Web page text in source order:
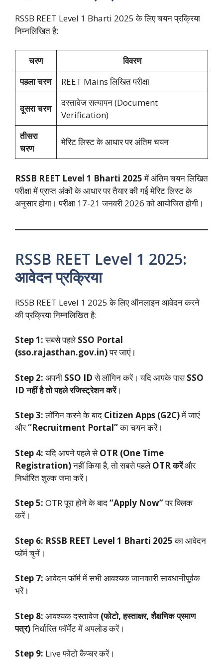
RSSB REET Level 1 Bharti 2025 के लिए चयन प्रक्रिया
निम्नलिखित है:
चरण
विवरण
पहला चरण
REET Mains लिखित परीक्षा
दूसरा चरण
दस्तावेज सत्यापन (Document
Verification)
तीसरा
चरण
मेरिट लिस्ट के आधार पर अंतिम चयन
RSSB REET Level 1 Bharti 2025में अंतिम चयन लिखित
परीक्षा में प्राप्त अंकों के आधार पर तैयार की गई मेरिट लिस्ट के
अनुसार होगा। परीक्षा 17-21 जनवरी 2026 को आयोजित होगी।
RSSB REET Level 1 2025:
आवेदन प्रक्रिया
RSSB REET Level 1 2025 के लिए ऑनलाइन आवेदन करने
की प्रक्रिया निम्नलिखित है:
Step 1:सबसे पहलेSSO Portal
(sso.rajasthan.gov.in)पर जाएं।
Step 2: अपनी SSO IDसे लॉगिन करें। यदि आपके पासSSO
ID नहीं है तो पहले रजिस्ट्रेशन करें।
Step 3:लॉगिन करने के बाद Citizen Apps (G2C)में जाएं
और“Recruitment Portal”का चयन करें।
Step 4:यदि आपने पहले सेOTR (One Time
Registration)नहीं किया है, तो सबसे पहलेOTR करेंऔर
निर्धारित शुल्क जमा करें।
Step 5: OTR पूरा होने के बाद“Apply Now”पर क्लिक
करें।
Step 6: RSSB REET Level 1 Bharti 2025का आवेदन
फॉर्म चुनें।
Step 7: आवेदन फॉर्म में सभी आवश्यक जानकारी सावधानीपूर्वक
भरें।
Step 8: आवश्यक दस्तावेज (फोटो, हस्ताक्षर, शैक्षणिक प्रमाण
पत्र)निर्धारित फॉर्मेट में अपलोड करें।
Step 9: Live फोटो कैप्चर करें।